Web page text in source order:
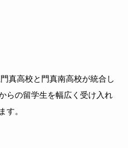
真高校と門真南高校が統合し
らの留学生を幅広く受け入れ
す。